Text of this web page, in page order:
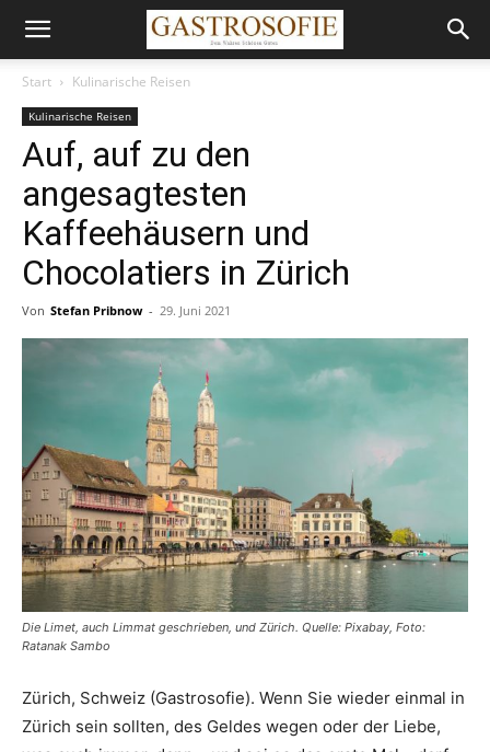
Start Kulinarische Reisen
Kulinarische Reisen
Auf, auf zu den
angesagtesten
Kaffeehäusern und
Chocolatiers in Zürich
Von Stefan Pribnow - 29. Juni 2021
Die Limet, auch Limmat geschrieben, und Zürich. Quelle: Pixabay, Foto:
Ratanak Sambo
Zürich, Schweiz (Gastrosofie). Wenn Sie wieder einmal in
Zürich sein sollten, des Geldes wegen oder der Liebe,